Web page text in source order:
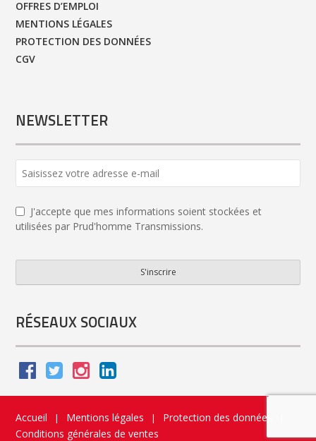
OFFRES D’EMPLOI
MENTIONS LÉGALES
PROTECTION DES DONNÉES
CGV
NEWSLETTER
J'accepte que mes informations soient stockées et
utilisées par Prud'homme Transmissions.
S'inscrire
Website *
RÉSEAUX SOCIAUX
Accueil | Mentions légales | Protection des données
Conditions générales de ventes